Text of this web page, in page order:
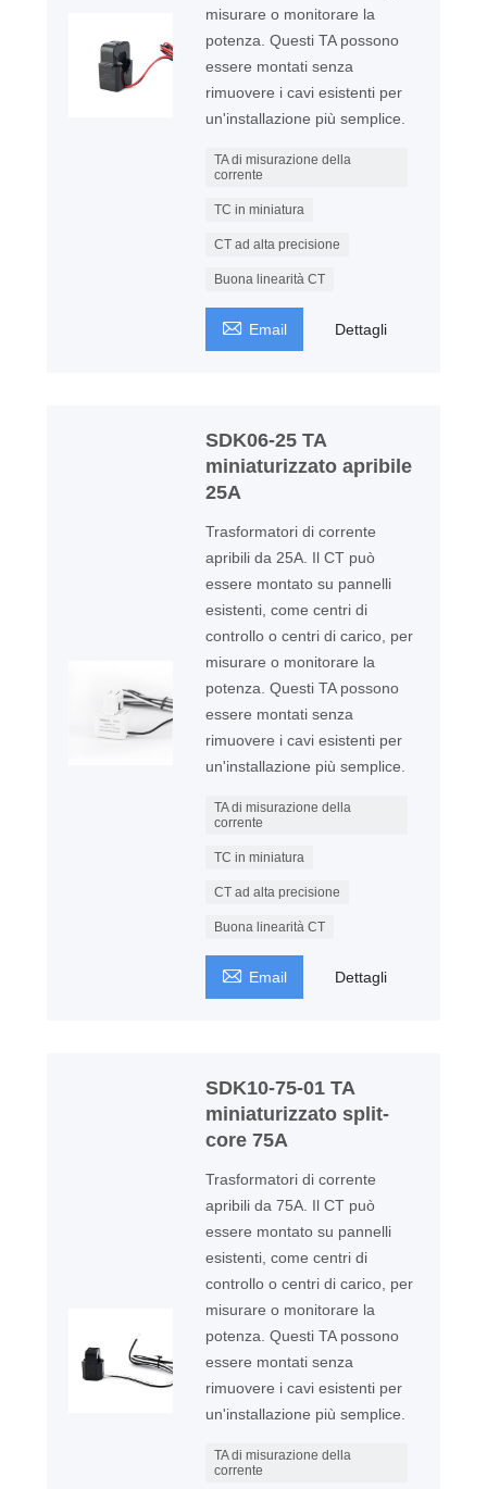
misurare o monitorare la
potenza. Questi TA possono
essere montati senza
rimuovere i cavi esistenti per
un'installazione più semplice.
TA di misurazione della
corrente
TC in miniatura
CT ad alta precisione
Buona linearità CT
 Email Dettagli
SDK06-25 TA
miniaturizzato apribile
25A
Trasformatori di corrente
apribili da 25A. Il CT può
essere montato su pannelli
esistenti, come centri di
controllo o centri di carico, per
misurare o monitorare la
potenza. Questi TA possono
essere montati senza
rimuovere i cavi esistenti per
un'installazione più semplice.
TA di misurazione della
corrente
TC in miniatura
CT ad alta precisione
Buona linearità CT
 Email Dettagli
SDK10-75-01 TA
miniaturizzato split-
core 75A
Trasformatori di corrente
apribili da 75A. Il CT può
essere montato su pannelli
esistenti, come centri di
controllo o centri di carico, per
misurare o monitorare la
potenza. Questi TA possono
essere montati senza
rimuovere i cavi esistenti per
un'installazione più semplice.
TA di misurazione della
corrente